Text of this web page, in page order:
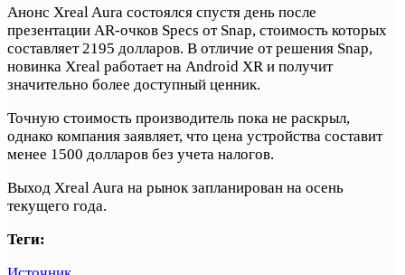
Анонс Xreal Aura состоялся спустя день после
презентации AR-очков Specs от Snap, стоимость которых
составляет 2195 долларов. В отличие от решения Snap,
новинка Xreal работает на Android XR и получит
значительно более доступный ценник.
Точную стоимость производитель пока не раскрыл,
однако компания заявляет, что цена устройства составит
менее 1500 долларов без учета налогов.
Выход Xreal Aura на рынок запланирован на осень
текущего года.
Теги: